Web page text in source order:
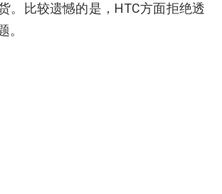
。比较遗憾的是，HTC方面拒绝透
。